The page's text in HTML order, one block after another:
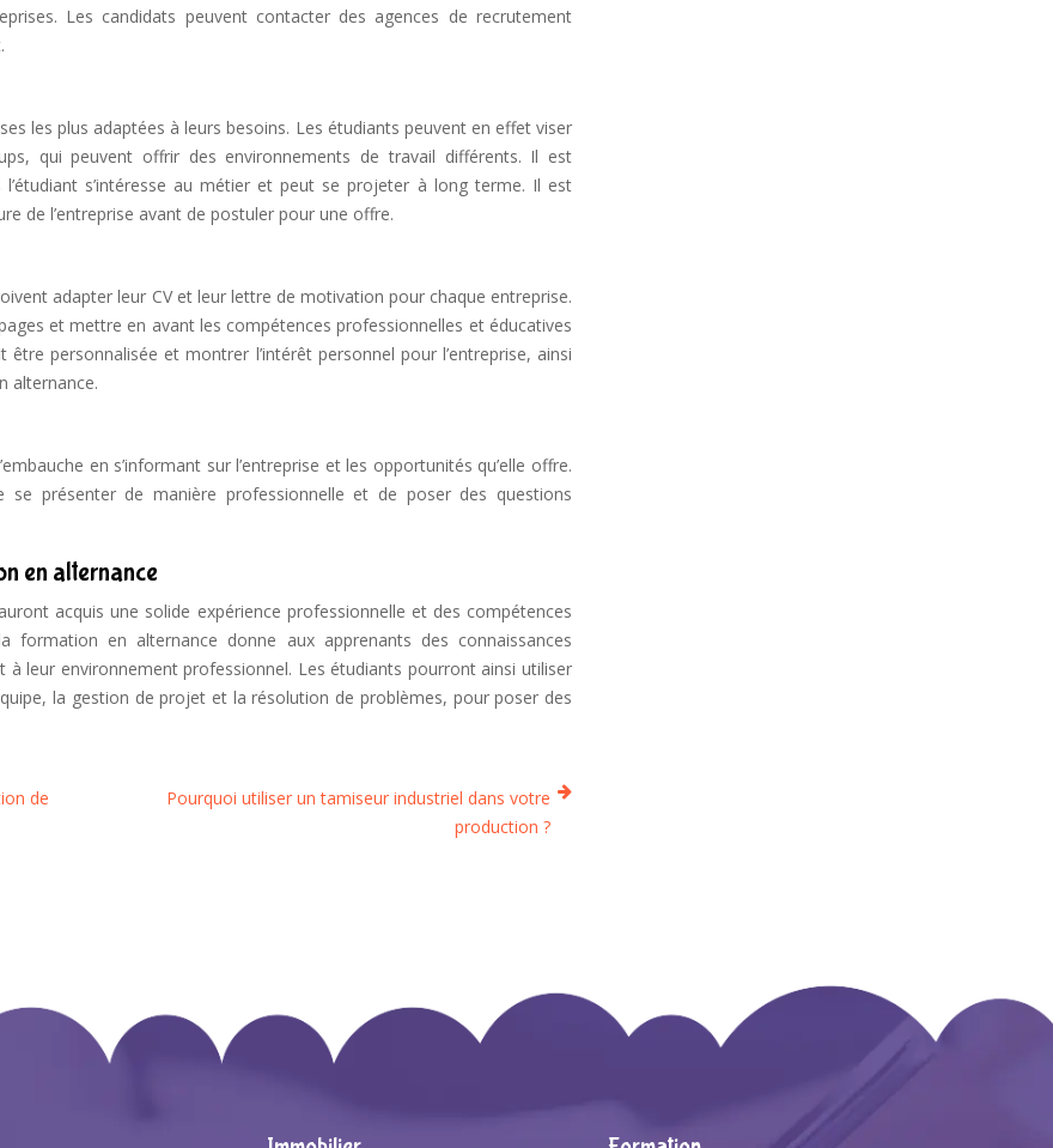
Les candidats peuvent contacter des agences de recrutement
les plus adaptées à leurs besoins. Les étudiants peuvent en effet viser
qui peuvent offrir des environnements de travail différents. Il est
s’intéresse au métier et peut se projeter à long terme. Il est
de l’entreprise avant de postuler pour une offre.
adapter leur CV et leur lettre de motivation pour chaque entreprise.
et mettre en avant les compétences professionnelles et éducatives
personnalisée et montrer l’intérêt personnel pour l’entreprise, ainsi
alternance.
en s’informant sur l’entreprise et les opportunités qu’elle offre.
se présenter de manière professionnelle et de poser des questions
en alternance
acquis une solide expérience professionnelle et des compétences
formation en alternance donne aux apprenants des connaissances
leur environnement professionnel. Les étudiants pourront ainsi utiliser
la gestion de projet et la résolution de problèmes, pour poser des
de
Pourquoi utiliser un tamiseur industriel dans votre
production ?